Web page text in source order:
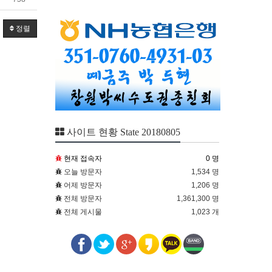
정렬
사이트 현황 State 20180805
현재 접속자
0 명
오늘 방문자
1,534 명
어제 방문자
1,206 명
전체 방문자
1,361,300 명
전체 게시물
1,023 개